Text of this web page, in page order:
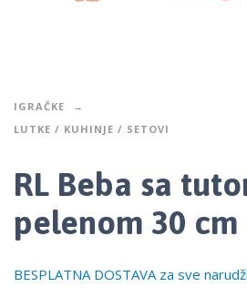
IGRAČKE
LUTKE / KUHINJE / SETOVI
RL Beba sa
pelenom 30 cm
BESPLATNA DOSTAVA za sve